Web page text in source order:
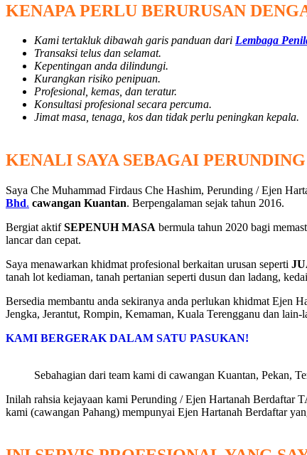
KENAPA PERLU BERURUSAN
Kami tertakluk dibawah garis panduan dari Lembaga
Transaksi telus dan selamat.
Kepentingan anda dilindungi.
Kurangkan risiko penipuan.
Profesional, kemas, dan teratur.
Konsultasi profesional secara percuma.
Jimat masa, tenaga, kos dan tidak perlu peningkan kepala.
KENALI SAYA SEBAGAI
Saya Che Muhammad Firdaus Che Hashim, Perunding / Ejen
Bhd. cawangan Kuantan. Berpengalaman sejak tahun 2016.
Bergiat aktifSEPENUH MASA bermula tahun 2020 bagi
lancar dan cepat.
Saya menawarkan khidmat profesional berkaitan urusan seperti
tanah lot kediaman, tanah pertanian seperti dusun dan ladang,
Bersedia membantu anda sekiranya anda perlukan khidmat Ejen
Jengka, Jerantut, Rompin, Kemaman, Kuala Terengganu dan lain-
KAMI BERGERAK DALAM SATU PASUKAN!
Sebahagian dari team kami di cawangan Kuantan, Pekan,
Inilah rahsia kejayaan kami Perunding / Ejen Hartanah Berdaftar
kami (cawangan Pahang) mempunyai Ejen Hartanah Berdaftar